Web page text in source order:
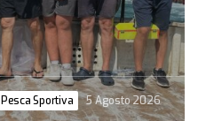
Pesca Sportiva 5 Agosto 2026